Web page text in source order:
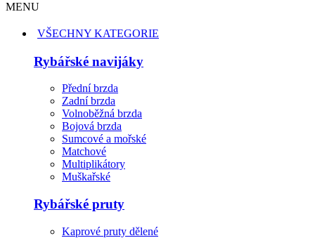
MENU
VŠECHNY KATEGORIE
Rybářské navijáky
Přední brzda
Zadní brzda
Volnoběžná brzda
Bojová brzda
Sumcové a mořské
Matchové
Multiplikátory
Muškařské
Rybářské pruty
Kaprové pruty dělené